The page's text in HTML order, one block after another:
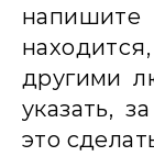
другими
указать,
это